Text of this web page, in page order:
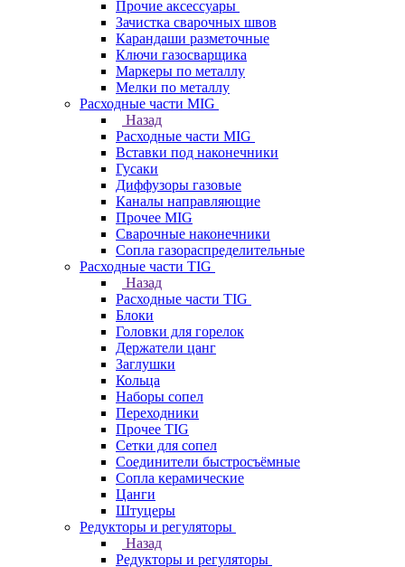
Прочие аксессуары
Зачистка сварочных швов
Карандаши разметочные
Ключи газосварщика
Маркеры по металлу
Мелки по металлу
Расходные части MIG
Назад
Расходные части MIG
Вставки под наконечники
Гусаки
Диффузоры газовые
Каналы направляющие
Прочее MIG
Сварочные наконечники
Сопла газораспределительные
Расходные части TIG
Назад
Расходные части TIG
Блоки
Головки для горелок
Держатели цанг
Заглушки
Кольца
Наборы сопел
Переходники
Прочее TIG
Сетки для сопел
Соединители быстросъёмные
Сопла керамические
Цанги
Штуцеры
Редукторы и регуляторы
Назад
Редукторы и регуляторы